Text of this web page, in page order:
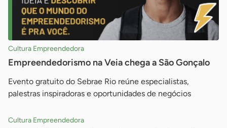
Cultura Empreendedora
Empreendedorismo na Veia chega a São Gonçalo
Evento gratuito do Sebrae Rio reúne especialistas,
palestras inspiradoras e oportunidades de negócios
Cultura Empreendedora